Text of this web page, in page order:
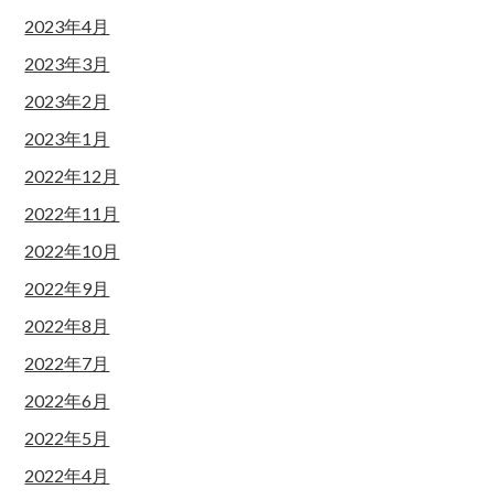
2023年4月
2023年3月
2023年2月
2023年1月
2022年12月
2022年11月
2022年10月
2022年9月
2022年8月
2022年7月
2022年6月
2022年5月
2022年4月